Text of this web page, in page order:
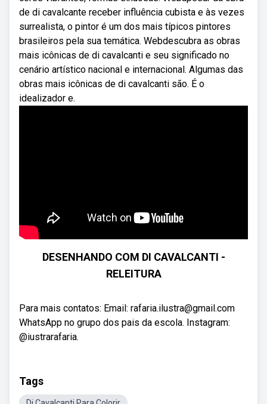
de di cavalcante receber influência cubista e às vezes
surrealista, o pintor é um dos mais típicos pintores
brasileiros pela sua temática. Webdescubra as obras
mais icônicas de di cavalcanti e seu significado no
cenário artístico nacional e internacional. Algumas das
obras mais icônicas de di cavalcanti são. É o
idealizador e.
DESENHANDO COM DI CAVALCANTI -
RELEITURA
Para mais contatos: Email: rafaria.ilustra@gmail.com
WhatsApp no grupo dos pais da escola. Instagram:
@iustrarafaria.
Tags